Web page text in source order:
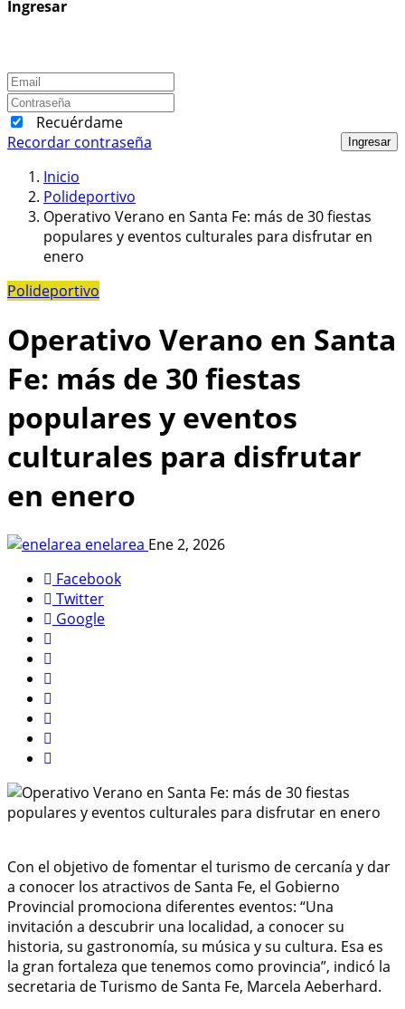
Ingresar
Recuérdame
Ingresar
Recordar contraseña
Inicio
Polideportivo
Operativo Verano en Santa Fe: más de 30 fiestas
populares y eventos culturales para disfrutar en
enero
Polideportivo
Operativo Verano en Santa
Fe: más de 30 fiestas
populares y eventos
culturales para disfrutar
en enero
enelarea Ene 2, 2026
Facebook
Twitter
Google
Con el objetivo de fomentar el turismo de cercanía y dar
a conocer los atractivos de Santa Fe, el Gobierno
Provincial promociona diferentes eventos: “Una
invitación a descubrir una localidad, a conocer su
historia, su gastronomía, su música y su cultura. Esa es
la gran fortaleza que tenemos como provincia”, indicó la
secretaria de Turismo de Santa Fe, Marcela Aeberhard.